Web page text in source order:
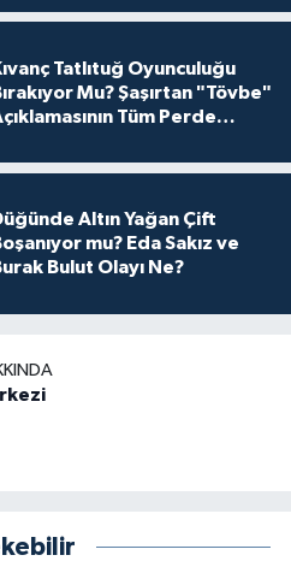
Tatlıtuğ Oyunculuğu
Mu? Şaşırtan "Tövbe"
Tüm Perde
Altın Yağan Çift
mu? Eda Sakız ve
Bulut Olayı Ne?